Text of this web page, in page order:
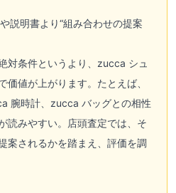
説明書より“組み合わせの提案
対条件というより、zucca シュ
価値が上がります。たとえば、
腕時計、zucca バッグとの相性
読みやすい。店頭査定では、そ
案されるかを踏まえ、評価を調